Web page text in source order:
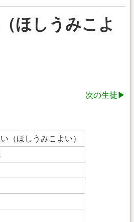
ほしうみこよ
次の生徒▶
（ほしうみこよい）